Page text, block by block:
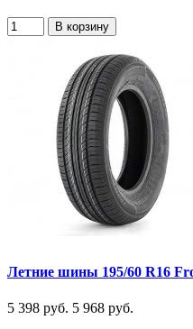
В корзину
Летние шины 195/60 R16
5 398 руб. 5 968 руб.